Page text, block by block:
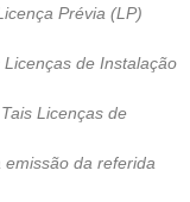
Prévia (LP)
de Instalação
Licenças de
da referida